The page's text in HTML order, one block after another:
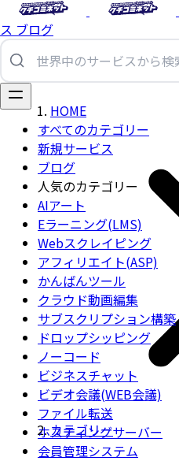
ス ブログ
すべてのカテゴリー
新規サービス
ブログ
人気のカテゴリー
AIアート
Eラーニング(LMS)
Webスクレイピング
アフィリエイト(ASP)
かんばんツール
クラウド動画編集
サブスクリプション構築
ドロップシッピング
ノーコード
ビジネスチャット
ビデオ会議(WEB会議)
ファイル転送
ホスティングサーバー
会員管理システム
HOME
カテゴリー